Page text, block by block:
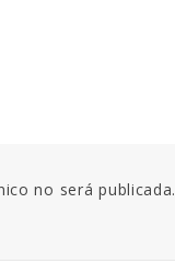
no será publicada.